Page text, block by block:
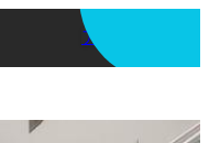
アプリを使う